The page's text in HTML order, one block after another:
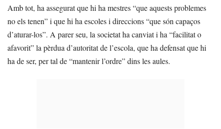
Amb tot, ha assegurat que hi ha mestres “que aquests problemes
no els tenen” i que hi ha escoles i direccions “que són capaços
d’aturar-los”. A parer seu, la societat ha canviat i ha “facilitat o
afavorit” la pèrdua d’autoritat de l’escola, que ha defensat que hi
ha de ser, per tal de “mantenir l’ordre” dins les aules.